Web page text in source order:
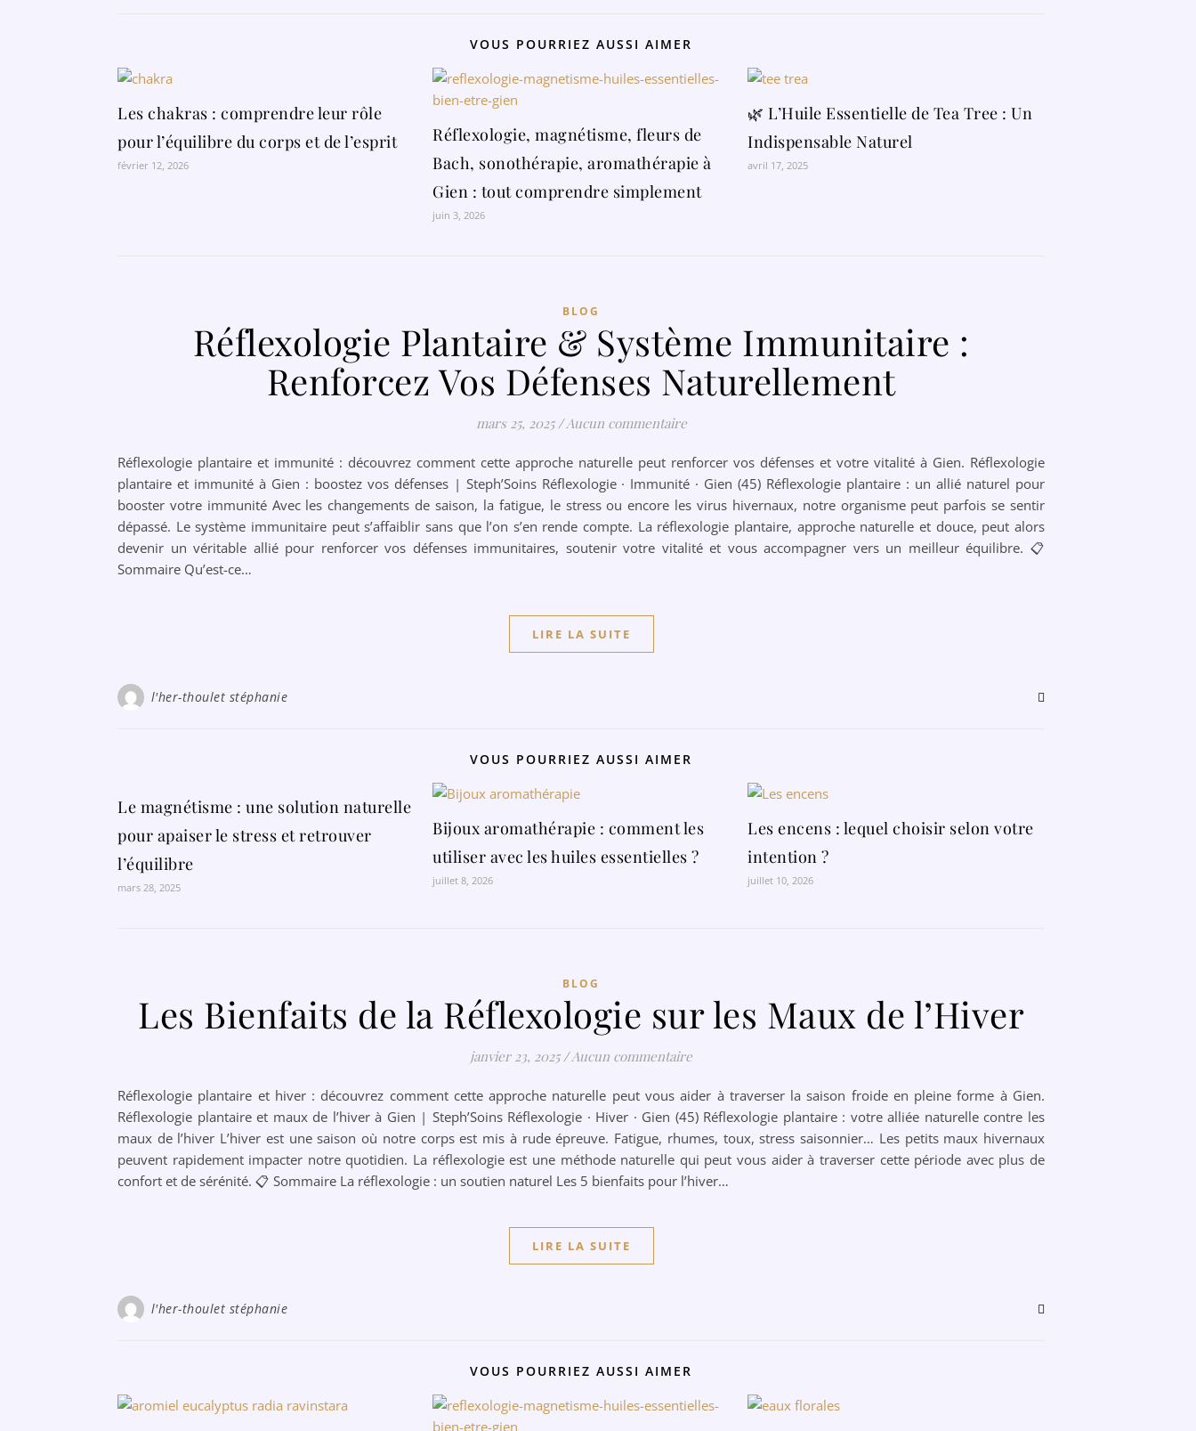
VOUS POURRIEZ AUSSI AIMER
Les chakras : comprendre leur rôle
pour l’équilibre du corps et de l’esprit
février 12, 2026
Réflexologie, magnétisme, fleurs de
Bach, sonothérapie, aromathérapie à
Gien : tout comprendre simplement
juin 3, 2026
🌿 L’Huile Essentielle de Tea Tree : Un
Indispensable Naturel
avril 17, 2025
BLOG
Réflexologie Plantaire & Système Immunitaire :
Renforcez Vos Défenses Naturellement
mars 25, 2025 /Aucun commentaire
Réflexologie plantaire et immunité : découvrez comment cette approche naturelle peut renforcer vos défenses et votre vitalité à Gien. Réflexologie
plantaire et immunité à Gien : boostez vos défenses | Steph’Soins Réflexologie · Immunité · Gien (45) Réflexologie plantaire : un allié naturel pour
booster votre immunité Avec les changements de saison, la fatigue, le stress ou encore les virus hivernaux, notre organisme peut parfois se sentir
dépassé. Le système immunitaire peut s’affaiblir sans que l’on s’en rende compte. La réflexologie plantaire, approche naturelle et douce, peut alors
devenir un véritable allié pour renforcer vos défenses immunitaires, soutenir votre vitalité et vous accompagner vers un meilleur équilibre. 📋
Sommaire Qu’est-ce…
LIRE LA SUITE
l'her-thoulet stéphanie
VOUS POURRIEZ AUSSI AIMER
Le magnétisme : une solution naturelle
pour apaiser le stress et retrouver
l’équilibre
mars 28, 2025
Bijoux aromathérapie : comment les
utiliser avec les huiles essentielles ?
juillet 8, 2026
Les encens : lequel choisir selon votre
intention ?
juillet 10, 2026
BLOG
Les Bienfaits de la Réflexologie sur les Maux de l’Hiver
janvier 23, 2025 /Aucun commentaire
Réflexologie plantaire et hiver : découvrez comment cette approche naturelle peut vous aider à traverser la saison froide en pleine forme à Gien.
Réflexologie plantaire et maux de l’hiver à Gien | Steph’Soins Réflexologie · Hiver · Gien (45) Réflexologie plantaire : votre alliée naturelle contre les
maux de l’hiver L’hiver est une saison où notre corps est mis à rude épreuve. Fatigue, rhumes, toux, stress saisonnier… Les petits maux hivernaux
peuvent rapidement impacter notre quotidien. La réflexologie est une méthode naturelle qui peut vous aider à traverser cette période avec plus de
confort et de sérénité. 📋 Sommaire La réflexologie : un soutien naturel Les 5 bienfaits pour l’hiver…
LIRE LA SUITE
l'her-thoulet stéphanie
VOUS POURRIEZ AUSSI AIMER